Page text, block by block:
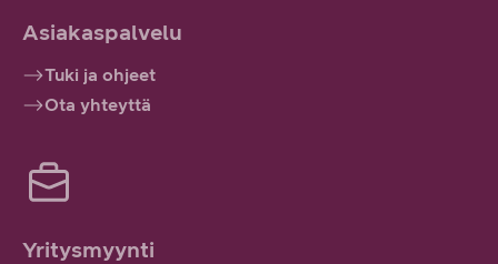
Asiakaspalvelu
Tuki ja ohjeet
Ota yhteyttä
Yritysmyynti